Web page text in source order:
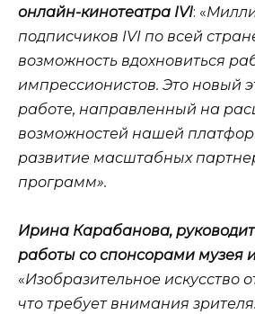
онлайн-кинотеатра IVI: «
подписчиков IVI по всей
возможность вдохновиться
импрессионистов. Это новый
работе, направленный на
возможностей нашей
развитие масштабных
программ».
Ирина Карабанова,
работы со спонсорами музея
«Изобразительное искусство
что требует внимания